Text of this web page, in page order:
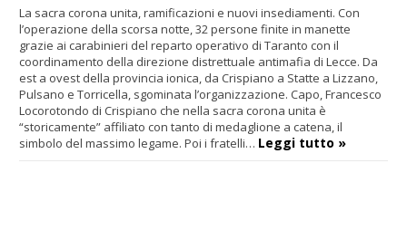
La sacra corona unita, ramificazioni e nuovi insediamenti. Con
l’operazione della scorsa notte, 32 persone finite in manette
grazie ai carabinieri del reparto operativo di Taranto con il
coordinamento della direzione distrettuale antimafia di Lecce. Da
est a ovest della provincia ionica, da Crispiano a Statte a Lizzano,
Pulsano e Torricella, sgominata l’organizzazione. Capo, Francesco
Locorotondo di Crispiano che nella sacra corona unita è
“storicamente” affiliato con tanto di medaglione a catena, il
simbolo del massimo legame. Poi i fratelli… Leggi tutto »